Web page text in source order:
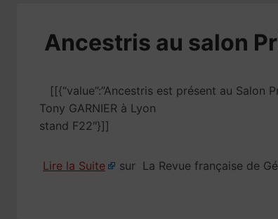
​Ancestris au salon
[[{“value”:”Ancestris est présent au
Tony GARNIER à Lyon
stand F22″}]]
Lire la Suite sur La Revue française de